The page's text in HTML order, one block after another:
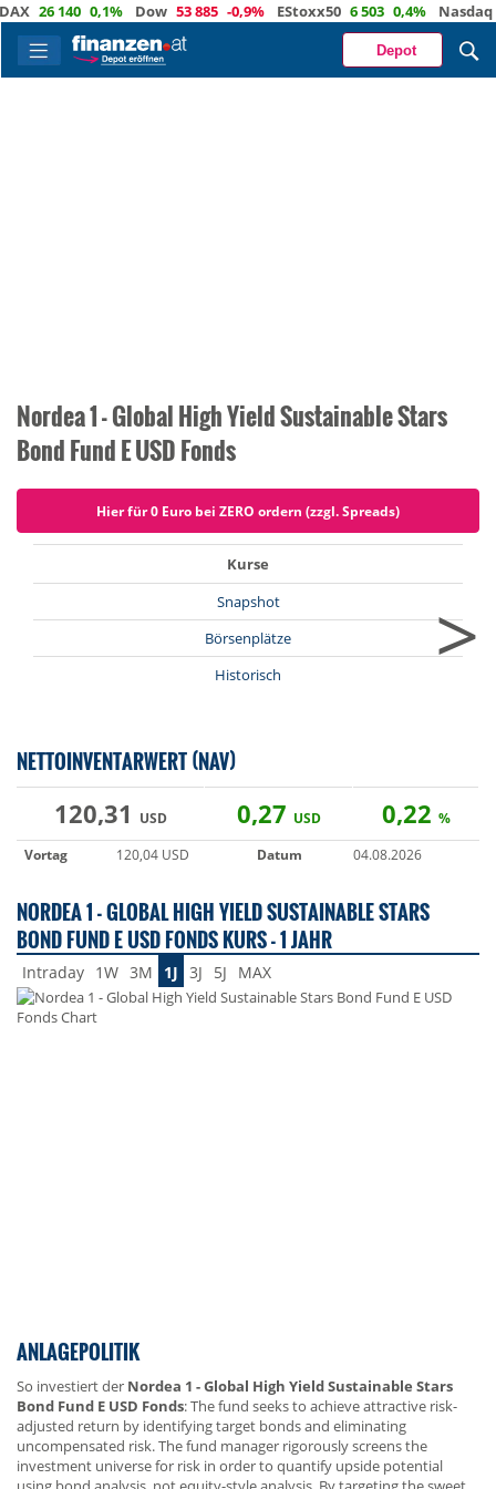
26 140 0,1% Dow 53 885 -0,9% EStoxx50 6 503 0,4% Nasdaq 29
Depot
Nordea 1 - Global High Yield Sustainable Stars
Bond Fund E USD Fonds
Hier für 0 Euro bei ZERO ordern (zzgl. Spreads)
Kurse
Snapshot
Börsenplätze
Historisch
>
NETTOINVENTARWERT (NAV)
120,31 USD 0,27 USD 0,22 %
Vortag
120,04 USD Datum 04.08.2026
NORDEA 1 - GLOBAL HIGH YIELD SUSTAINABLE STARS
BOND FUND E USD FONDS KURS - 1 JAHR
Intraday 1W 3M 1J 3J 5J MAX
ANLAGEPOLITIK
So investiert der Nordea 1 - Global High Yield Sustainable Stars
Bond Fund E USD Fonds: The fund seeks to achieve attractive risk-
adjusted return by identifying target bonds and eliminating
uncompensated risk. The fund manager rigorously screens the
investment universe for risk in order to quantify upside potential